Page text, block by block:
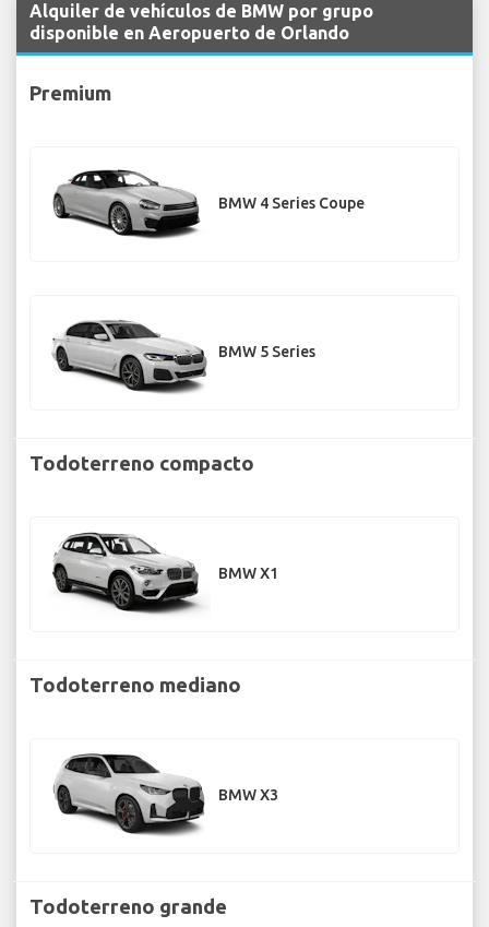
Alquiler de vehículos de BMW por grupo
disponible en Aeropuerto de Orlando
Premium
BMW 4 Series Coupe
BMW 5 Series
Todoterreno compacto
BMW X1
Todoterreno mediano
BMW X3
Todoterreno grande